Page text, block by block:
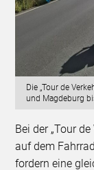
Die „Tour de
und Magdeburg
Bei der „Tour
auf dem
fordern eine